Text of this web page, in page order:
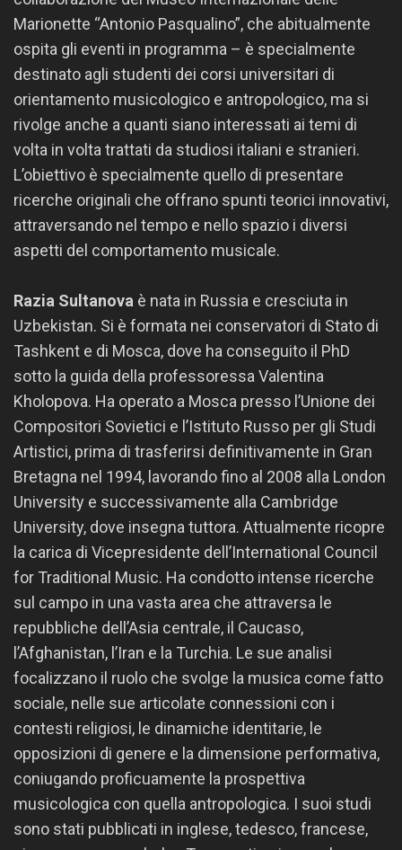
Marionette “Antonio Pasqualino”, che abitualmente
ospita gli eventi in programma – è specialmente
destinato agli studenti dei corsi universitari di
orientamento musicologico e antropologico, ma si
rivolge anche a quanti siano interessati ai temi di
volta in volta trattati da studiosi italiani e stranieri.
L’obiettivo è specialmente quello di presentare
ricerche originali che offrano spunti teorici innovativi,
attraversando nel tempo e nello spazio i diversi
aspetti del comportamento musicale.
Razia Sultanova è nata in Russia e cresciuta in
Uzbekistan. Si è formata nei conservatori di Stato di
Tashkent e di Mosca, dove ha conseguito il PhD
sotto la guida della professoressa Valentina
Kholopova. Ha operato a Mosca presso l’Unione dei
Compositori Sovietici e l’Istituto Russo per gli Studi
Artistici, prima di trasferirsi definitivamente in Gran
Bretagna nel 1994, lavorando fino al 2008 alla London
University e successivamente alla Cambridge
University, dove insegna tuttora. Attualmente ricopre
la carica di Vicepresidente dell’International Council
for Traditional Music. Ha condotto intense ricerche
sul campo in una vasta area che attraversa le
repubbliche dell’Asia centrale, il Caucaso,
l’Afghanistan, l’Iran e la Turchia. Le sue analisi
focalizzano il ruolo che svolge la musica come fatto
sociale, nelle sue articolate connessioni con i
contesti religiosi, le dinamiche identitarie, le
opposizioni di genere e la dimensione performativa,
coniugando proficuamente la prospettiva
musicologica con quella antropologica. I suoi studi
sono stati pubblicati in inglese, tedesco, francese,